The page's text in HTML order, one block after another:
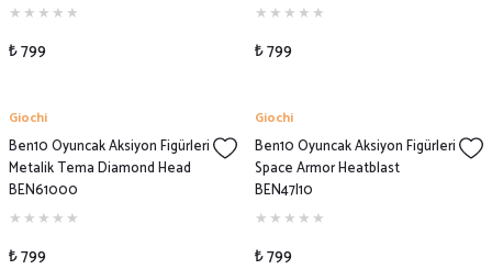
₺ 799 ₺ 799
Giochi
Ben10 Oyuncak Aksiyon Figürleri
Metalik Tema Diamond Head
BEN61000
₺ 799
Giochi
Ben10 Oyuncak Aksiyon Figürleri
Space Armor Heatblast
BEN47I10
₺ 799